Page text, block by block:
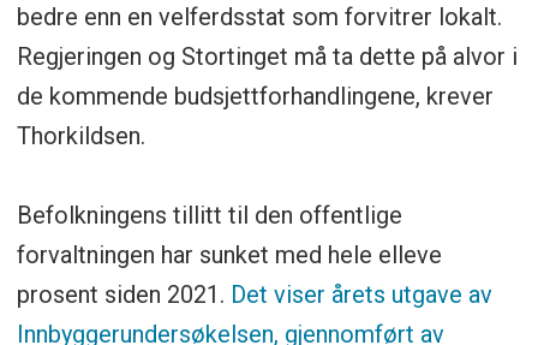
bedre enn en velferdsstat som forvitrer lokalt.
Regjeringen og Stortinget må ta dette på alvor i
de kommende budsjettforhandlingene, krever
Thorkildsen.
Befolkningens tillitt til den offentlige
forvaltningen har sunket med hele elleve
prosent siden 2021. Det viser årets utgave av
Innbyggerundersøkelsen, gjennomført av